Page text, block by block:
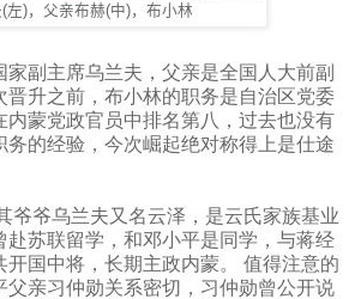
左)，父亲布赫(中)，布小林
副主席乌兰夫，父亲是全国人大前副
晋升之前，布小林的职务是自治区党委
内蒙党政官员中排名第八，过去也没有
务的经验，今次崛起绝对称得上是仕途
爷爷乌兰夫又名云泽，是云氏家族基业
赴苏联留学，和邓小平是同学，与蒋经
开国中将，长期主政内蒙。 值得注意的
父亲习仲勋关系密切，习仲勋曾公开说